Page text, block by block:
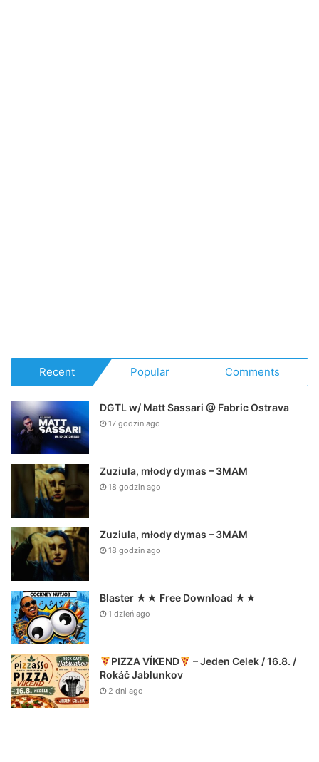
Recent Popular Comments
DGTL w/ Matt Sassari @ Fabric Ostrava
17 godzin ago
Zuziula, młody dymas – 3MAM
18 godzin ago
Zuziula, młody dymas – 3MAM
18 godzin ago
Blaster ★★ Free Download ★★
1 dzień ago
PIZZA VÍKEND
– Jeden Celek / 16.8. /
Rokáč Jablunkov
2 dni ago